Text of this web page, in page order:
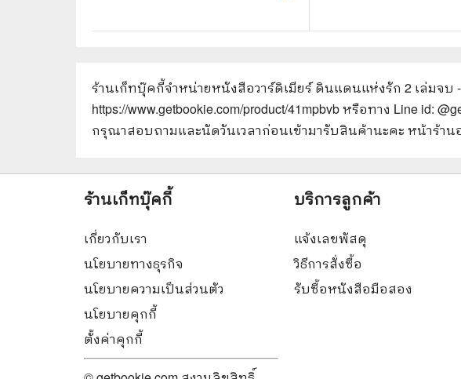
ร้านเก็ทบุ๊คกี้จำหน่ายหนังสือวาร์ดิเมียร์ ดินแดนแห่งรัก 2 เล่มจ
https://www.getbookie.com/product/41mpbvbหรือทาง Line id:
กรุณาสอบถามและนัดวันเวลาก่อนเข้ามารับสินค้านะคะ หน้าร้าน
ร้านเก็ทบุ๊คกี้
เกี่ยวกับเรา
นโยบายทางธุรกิจ
นโยบายความเป็นส่วนตัว
นโยบายคุกกี้
ตั้งค่าคุกกี้
บริการลูกค้า
แจ้งเลขพัสดุ
วิธีการสั่งซื้อ
รับซื้อหนังสือมือสอง